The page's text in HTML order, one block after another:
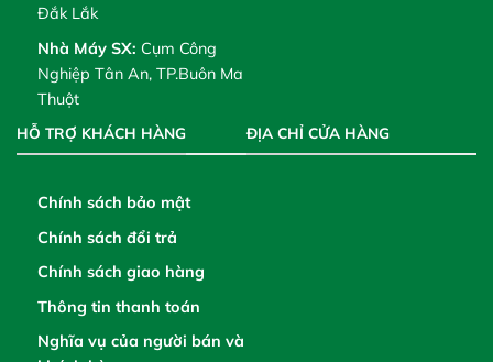
Đắk Lắk
Nhà Máy SX: Cụm Công
Nghiệp Tân An, TP.Buôn Ma
Thuột
HỖ TRỢ KHÁCH HÀNG
Chính sách bảo mật
Chính sách đổi trả
Chính sách giao hàng
Thông tin thanh toán
Nghĩa vụ của người bán và
ĐỊA CHỈ CỬA HÀNG